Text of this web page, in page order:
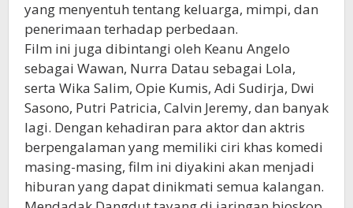
yang menyentuh tentang keluarga, mimpi, dan
penerimaan terhadap perbedaan.
Film ini juga dibintangi oleh Keanu Angelo
sebagai Wawan, Nurra Datau sebagai Lola,
serta Wika Salim, Opie Kumis, Adi Sudirja, Dwi
Sasono, Putri Patricia, Calvin Jeremy, dan banyak
lagi. Dengan kehadiran para aktor dan aktris
berpengalaman yang memiliki ciri khas komedi
masing-masing, film ini diyakini akan menjadi
hiburan yang dapat dinikmati semua kalangan.